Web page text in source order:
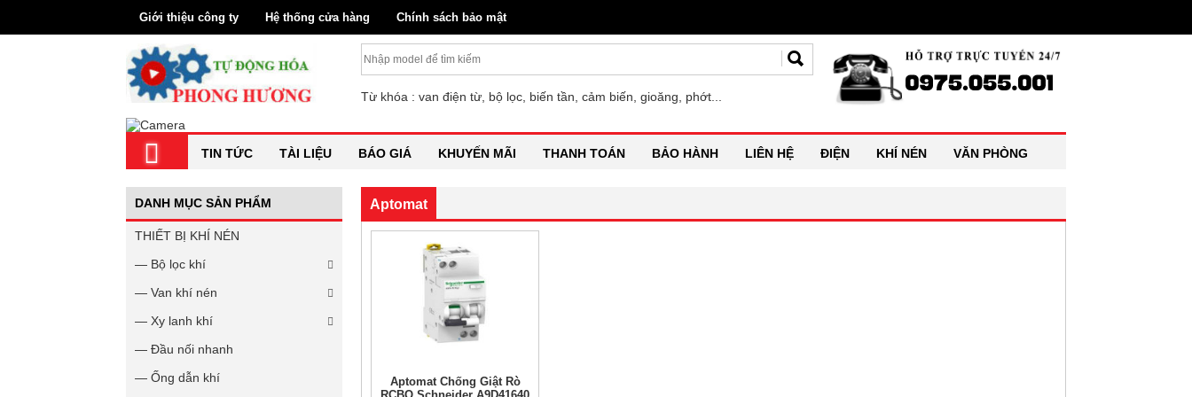
Giới thiệu công ty Hệ thống cửa hàng Chính sách bảo mật
Từ khóa : van điện từ, bộ lọc, biến tần, cảm biến, gioăng, phớt...
TIN TỨC TÀI LIỆU BÁO GIÁ KHUYẾN MÃI THANH TOÁN BẢO HÀNH LIÊN HỆ ĐIỆN KHÍ NÉN VĂN PHÒNG
DANH MỤC SẢN PHẨM
THIẾT BỊ KHÍ NÉN
— Bộ lọc khí
— Van khí nén
— Xy lanh khí
— Đầu nối nhanh
— Ống dẫn khí
Aptomat
Aptomat Chống Giật Rò